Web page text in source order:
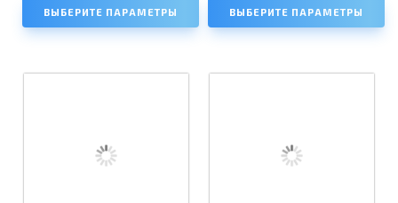
ВЫБЕРИТЕ ПАРАМЕТРЫ ВЫБЕРИТЕ ПАРАМЕТРЫ